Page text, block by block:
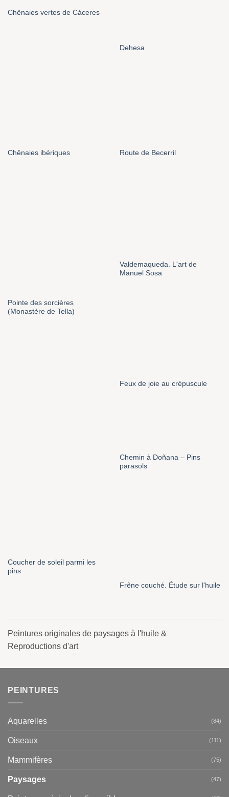
Chênaies vertes de Cáceres
Dehesa
Chênaies ibériques Route de Becerril
Pointe des sorcières
(Monastère de Tella)
Valdemaqueda. L'art de
Manuel Sosa
Feux de joie au crépuscule
Coucher de soleil parmi les
pins
Chemin à Doñana – Pins
parasols
Frêne couché. Étude sur l'huile
Peintures originales de paysages à l'huile &
Reproductions d'art
PEINTURES
Aquarelles (84)
Oiseaux (111)
Mammifères (75)
Paysages (47)